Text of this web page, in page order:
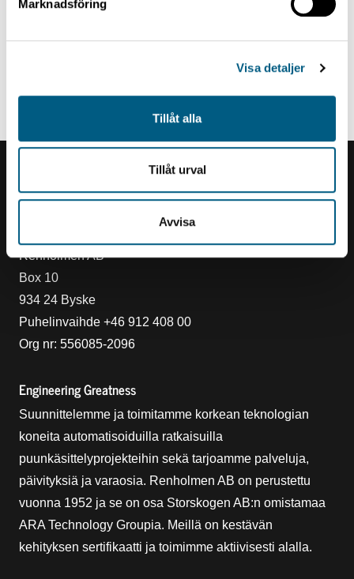
Marknadsföring
Visa detaljer
Tillåt alla
Tillåt urval
Avvisa
Trimmer, TriAx
Renholmen AB
Box 10
934 24 Byske
Puhelinvaihde +46 912 408 00
Org nr: 556085-2096
Engineering Greatness
Suunnittelemme ja toimitamme korkean teknologian
koneita automatisoiduilla ratkaisuilla
puunkäsittelyprojekteihin sekä tarjoamme palveluja,
päivityksiä ja varaosia. Renholmen AB on perustettu
vuonna 1952 ja se on osa Storskogen AB:n omistamaa
ARA Technology Groupia. Meillä on kestävän
kehityksen sertifikaatti ja toimimme aktiivisesti alalla.